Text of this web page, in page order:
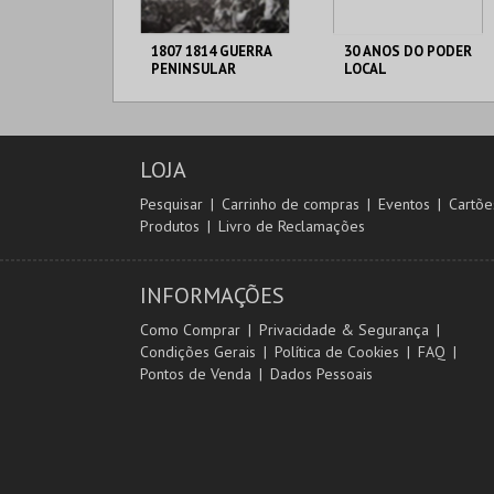
1807 1814 GUERRA
PENINSULAR
C. M. TORRES
COMPRAR
30 ANOS DO PODER
LOCAL
C. M. TORRES
LOJA
Pesquisar Carrinho de compras Eventos
Produtos
Livro de Reclamações
INFORMAÇÕES
Como Comprar
Privacidade & Segurança
Condições Gerais
Política de Cookies
FAQ
Pontos de Venda
Dados Pessoais